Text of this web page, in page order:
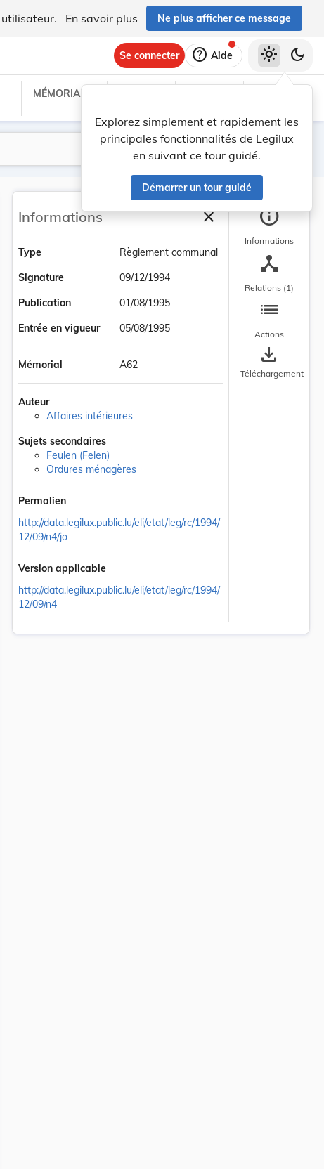
En savoir plus Ne plus afficher ce message
Se connecter help Aide
Explorez simplement et rapidement les
principales fonctionnalités de Legilux
en suivant ce tour guidé.
Démarrer un tour guidé
light_mode dark_mode
MÉMORIAL C
Lancer la recherche
Filtres
Informations closeFermer la barre
Type
Règlement communal
Signature
09/12/1994
Publication
01/08/1995
Entrée en vigueur
05/08/1995
Mémorial A62
Auteur
Affaires intérieures
Sujets secondaires
Feulen (Felen)
Ordures ménagères
Permalien
http://data.legilux.public.lu/eli/etat/leg/rc/1994/
12/09/n4/jo
Version applicable
http://data.legilux.public.lu/eli/etat/leg/rc/1994/
12/09/n4
info
Informations
device_hub
Relations (1)
list
Actions
save_alt
Téléchargement